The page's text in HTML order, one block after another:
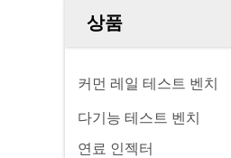
상품
커먼 레일 테스트 벤치
다기능 테스트 벤치
연료 인젝터